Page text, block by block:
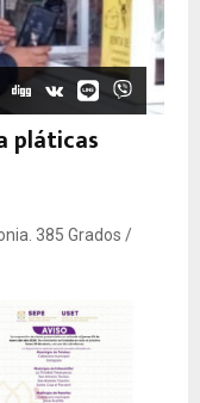
pláticas
385 Grados /